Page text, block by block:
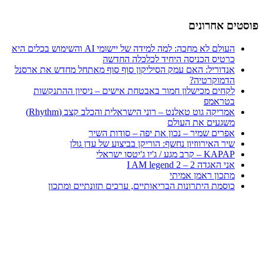
פוסטים אחרונים
העולם לא מחכה: למה למידה של יישומי AI והשימוש בכלים היא
כרטיס הכניסה היחיד לכלכלה החדשה
אנדוריל: האם עמק הסיליקון סוף סוף מאתחל מחדש את ארסנל
הדמוקרטיה?
לקחים מכישלון חמור באבטחת אישים – ניסיון ההתנקשות
בטראמפ
אמריקה גוט טאלנט – רוני הישראלית והכלב קצב (Rhythm)
משגעים את העולם
אפרים שמיר – נכון את יפה – סודות השיר
שיר האירווזיון נחשף: הוריקן בביצוע של עדן גולן
KAPAP – קרב מגע / ג'יו ג'יטסו ישראלי
אני האגדה 2 – I AM legend 2
מתכון ראמן אמיתי
כוסמת היתרונות הבריאותיים, ערכים תזונתיים ומתכון